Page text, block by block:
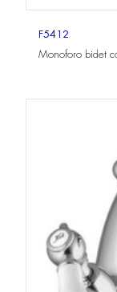
F5412
Monoforo bidet